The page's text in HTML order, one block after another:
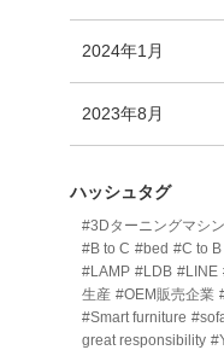
ー
ー
2024年1月
ー
2023年8月
リ
数
ハッシュタグ
#3Dターニングマシン
#B to C #bed #C to B
#LAMP #LDB #LINE
生産 #OEM販売企業
#Smart furniture
great responsibility